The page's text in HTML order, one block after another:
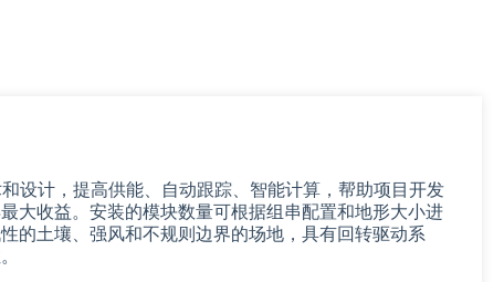
українська
设计，提高供能、自动跟踪、智能计算，帮助项目开发
大收益。安装的模块数量可根据组串配置和地形大小进
的土壤、强风和不规则边界的场地，具有回转驱动系